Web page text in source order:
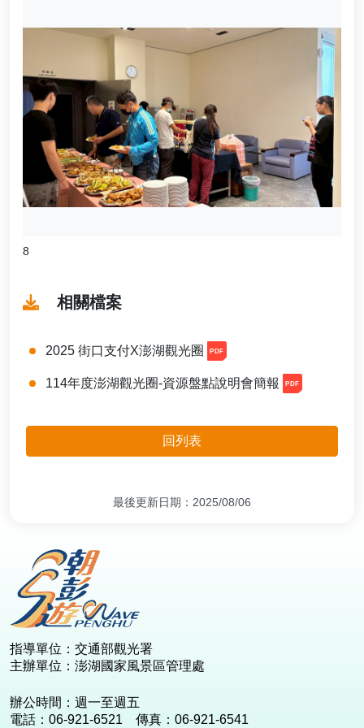
8
相關檔案
2025 街口支付X澎湖觀光圈
114年度澎湖觀光圈-資源盤點說明會簡報
回列表
最後更新日期：2025/08/06
指導單位：交通部觀光署
主辦單位：澎湖國家風景區管理處
辦公時間：週一至週五
電話：06-921-6521 傳真：06-921-6541